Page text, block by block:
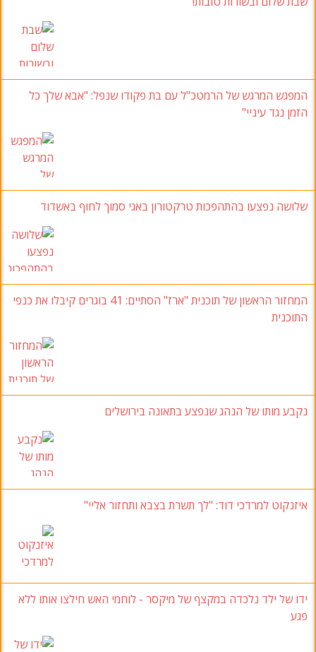
המפגש המרגש של הרמטכ"ל עם בת פקודו שנפל: "אבא שלך כל
הזמן נגד עיניי"
שלושה נפצעו בהתהפכות טרקטורון באגי סמוך לחוף באשדוד
המחזור הראשון של תוכנית "ארז" הסתיים: 41 בוגרים קיבלו את כנפי
התוכנית
נקבע מותו של הנהג שנפצע בתאונה בירושלים
איזנקוט למרדכי דוד: "לך תשרת בצבא ותחזור אליי"
ידו של ילד נלכדה במקצף של מיקסר - לוחמי האש חילצו אותו ללא
פגע